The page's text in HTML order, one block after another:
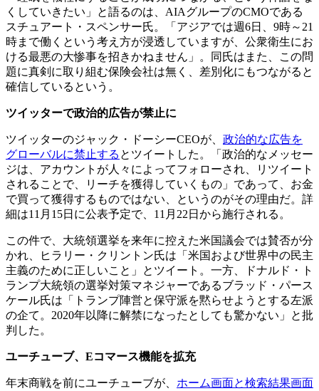
くしていきたい」と語るのは、AIAグループのCMOである
スチュアート・スペンサー氏。「アジアでは週6日、9時～21
時まで働くという考え方が浸透していますが、公衆衛生にお
ける最悪の大惨事を招きかねません」。同氏はまた、この問
題に真剣に取り組む保険会社は無く、差別化にもつながると
確信しているという。
ツイッターで政治的広告が禁止に
ツイッターのジャック・ドーシーCEOが、 政治的な広告を
グローバルに禁止する とツイートした。「政治的なメッセー
ジは、アカウントが人々によってフォローされ、リツイート
されることで、リーチを獲得していくもの」であって、お金
で買って獲得するものではない、というのがその理由だ。詳
細は11月15日に公表予定で、11月22日から施行される。
この件で、大統領選挙を来年に控えた米国議会では賛否が分
かれ、ヒラリー・クリントン氏は「米国および世界中の民主
主義のために正しいこと」とツイート。一方、ドナルド・ト
ランプ大統領の選挙対策マネジャーであるブラッド・パース
ケール氏は「トランプ陣営と保守派を黙らせようとする左派
の企て。2020年以降に解禁になったとしても驚かない」と批
判した。
ユーチューブ、 Eコマース機能を拡充
年末商戦を前にユーチューブが、 ホーム画面と検索結果画面